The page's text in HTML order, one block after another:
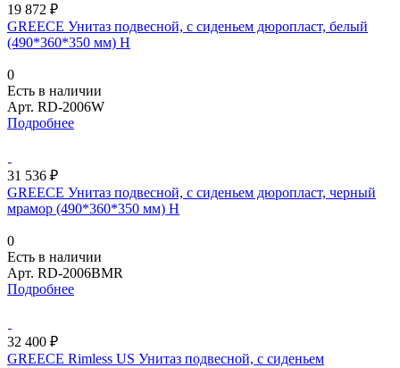
19 872 ₽
GREECE Унитаз подвесной, с сиденьем дюропласт, белый
(490*360*350 мм) H
0
Есть в наличии
Арт. RD-2006W
Подробнее
31 536 ₽
GREECE Унитаз подвесной, с сиденьем дюропласт, черный
мрамор (490*360*350 мм) H
0
Есть в наличии
Арт. RD-2006BMR
Подробнее
32 400 ₽
GREECE Rimless US Унитаз подвесной, с сиденьем